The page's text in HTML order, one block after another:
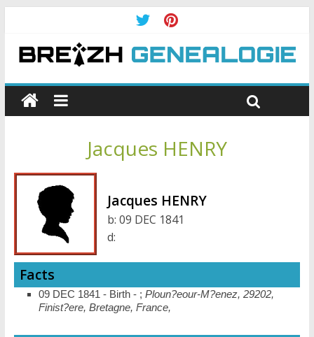
Jacques HENRY
Jacques HENRY
b: 09 DEC 1841
d:
Facts
09 DEC 1841 - Birth - ; Ploun?eour-M?enez, 29202,
Finist?ere, Bretagne, France,